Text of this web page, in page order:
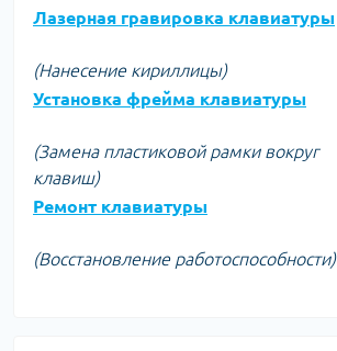
Лазерная гравировка клавиатуры
(Нанесение кириллицы)
Установка фрейма клавиатуры
(Замена пластиковой рамки вокруг
клавиш)
Ремонт клавиатуры
(Восстановление работоспособности)